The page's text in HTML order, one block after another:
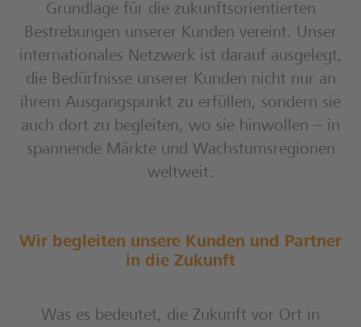
Grundlage für die zukunftsorientierten
Bestrebungen unserer Kunden vereint. Unser
internationales Netzwerk ist darauf ausgelegt,
die Bedürfnisse unserer Kunden nicht nur an
ihrem Ausgangspunkt zu erfüllen, sondern sie
auch dort zu begleiten, wo sie hinwollen – in
spannende Märkte und Wachstumsregionen
weltweit.
Wir begleiten unsere Kunden und Partner
in die Zukunft
Was es bedeutet, die Zukunft vor Ort in